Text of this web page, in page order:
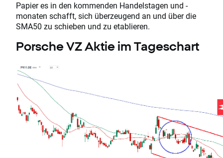
Papier es in den kommenden Handelstagen und -
monaten schafft, sich überzeugend an und über die
SMA50 zu schieben und zu etablieren.
Porsche VZ Aktie im Tageschart